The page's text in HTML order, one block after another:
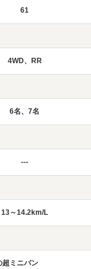
61
4WD、RR
6名、7名
---
13～14.2km/L
超ミニバン